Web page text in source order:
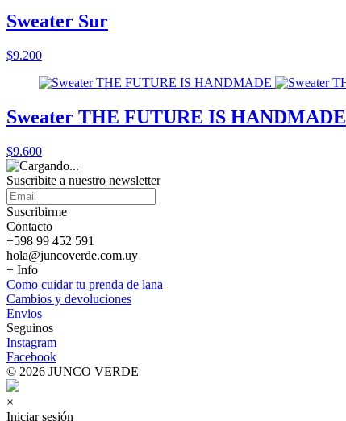
Sweater Sur
$9.200
Sweater THE FUTURE IS HANDMADE
$9.600
Suscribite a nuestro newsletter
Suscribirme
Contacto
+598 99 452 591
hola@juncoverde.com.uy
+ Info
Como cuidar tu prenda de lana
Cambios y devoluciones
Envios
Seguinos
Instagram
Facebook
© 2026 JUNCO VERDE
×
Iniciar sesión